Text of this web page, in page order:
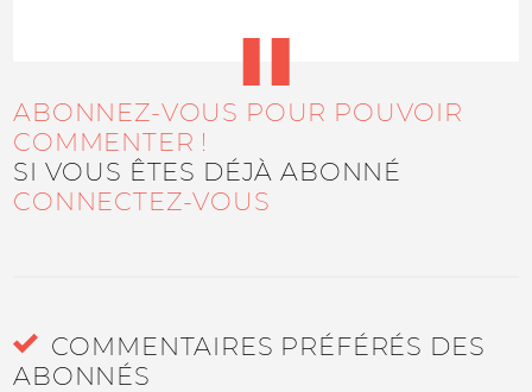
ABONNEZ-VOUS POUR POUVOIR
COMMENTER !
SI VOUS ÊTES DÉJÀ ABONNÉ
CONNECTEZ-VOUS
COMMENTAIRES PRÉFÉRÉS DES
ABONNÉS